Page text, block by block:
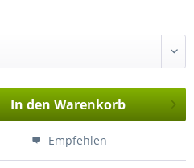
In den Warenkorb
Empfehlen